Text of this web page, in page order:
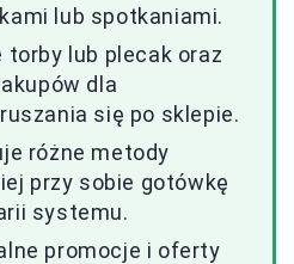
lub spotkaniami.
torby lub plecak oraz
dla
się po sklepie.
różne metody
przy sobie gotówkę
systemu.
promocje i oferty